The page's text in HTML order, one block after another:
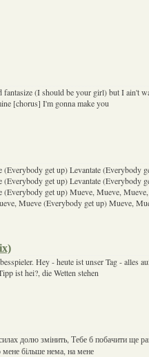
fantasize (I should be your girl) but I ain't
[chorus] I'm gonna make you
(Everybody get up) Levantate (Everybody
(Everybody get up) Levantate (Everybody
(Everybody get up) Mueve, Mueve,
Mueve (Everybody get up) Mueve,
Hey - heute ist unser Tag - alles
ist hei?, die Wetten stehen
долю змінить, Тебе б побачити ще
більше нема, на мене